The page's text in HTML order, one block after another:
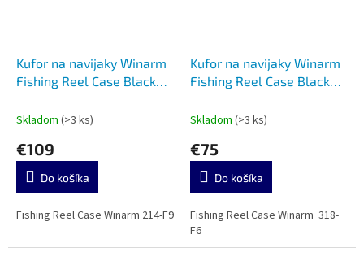
Kufor na navijaky Winarm
Fishing Reel Case Black
Skladom (>3 ks)
€109
Do košíka
Fishing Reel Case Winarm 214-F9
Kufor na navijaky Winarm
Fishing Reel Case Black
Skladom (>3 ks)
€75
Do košíka
Fishing Reel Case Winarm 318-
F6